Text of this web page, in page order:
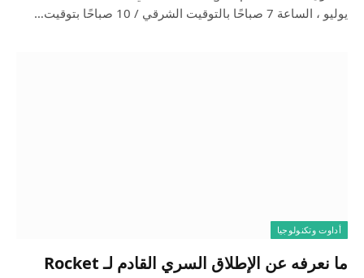
يوليو ، الساعة 7 صباحًا بالتوقيت الشرقي / 10 صباحًا بتوقيت…
أداوت وتكنولوجيا
ما نعرفه عن الإطلاق السري القادم لـ Rocket